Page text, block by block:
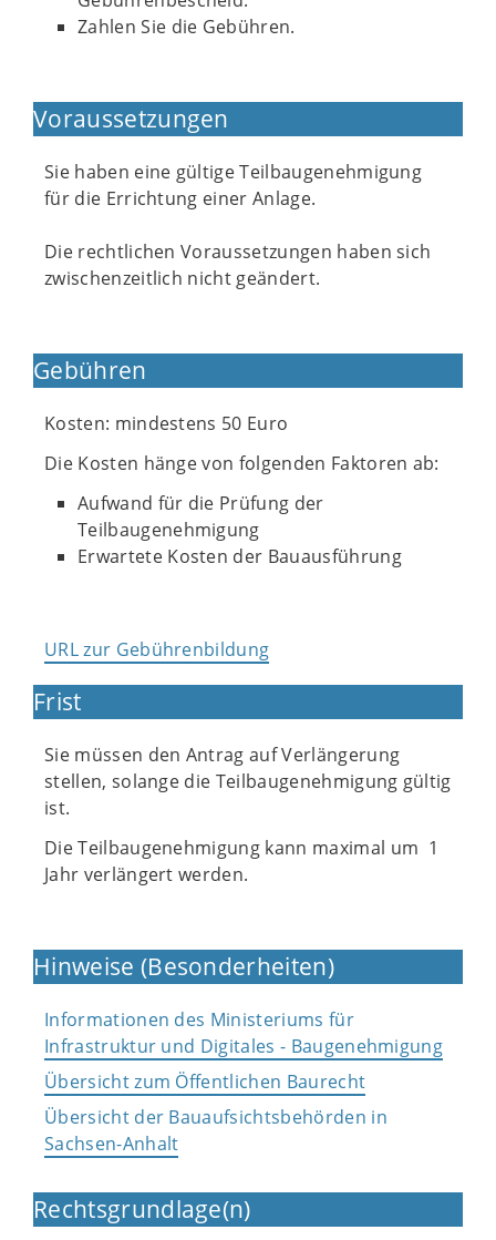
Zahlen Sie die Gebühren.
Voraussetzungen
Sie haben eine gültige Teilbaugenehmigung
für die Errichtung einer Anlage.
Die rechtlichen Voraussetzungen haben sich
zwischenzeitlich nicht geändert.
Gebühren
Kosten: mindestens 50 Euro
Die Kosten hänge von folgenden Faktoren ab:
Aufwand für die Prüfung der
Teilbaugenehmigung
Erwartete Kosten der Bauausführung
URL zur Gebührenbildung
Frist
Sie müssen den Antrag auf Verlängerung
stellen, solange die Teilbaugenehmigung gültig
ist.
Die Teilbaugenehmigung kann maximal um 1
Jahr verlängert werden.
Hinweise (Besonderheiten)
Informationen des Ministeriums für
Infrastruktur und Digitales - Baugenehmigung
Übersicht zum Öffentlichen Baurecht
Übersicht der Bauaufsichtsbehörden in
Sachsen-Anhalt
Rechtsgrundlage(n)